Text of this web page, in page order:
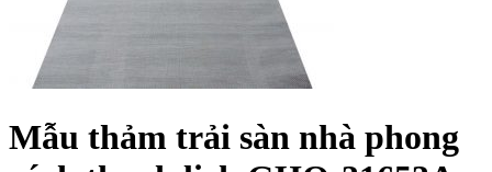
Mẫu thảm trải sàn nhà phong